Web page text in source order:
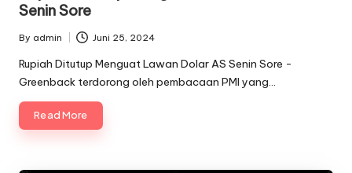
Senin Sore
Posted
by
By admin Juni 25, 2024
Rupiah Ditutup Menguat Lawan Dolar AS Senin Sore -
Greenback terdorong oleh pembacaan PMI yang…
Read More